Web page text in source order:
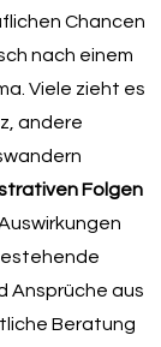
Chancen
nach einem
Viele zieht es
andere
Folgen
Ansprüche aus
Beratung